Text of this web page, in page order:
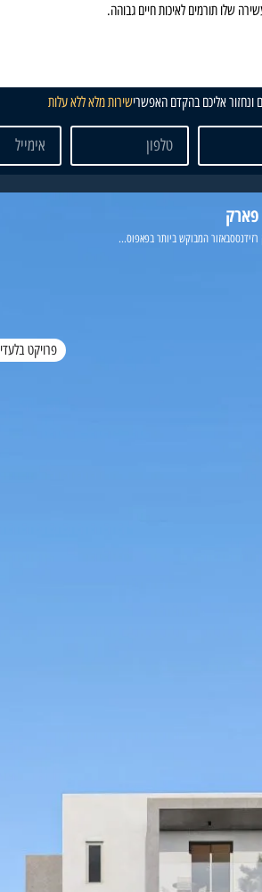
שלו תורמים לאיכות חיים גבוהה.
ונחזור אליכם בהקדם האפשרישירות מלא ללא עלות
פארק
רזידנססבאזור המבוקש ביותר בפאפוס...
פרויקט בלעדי